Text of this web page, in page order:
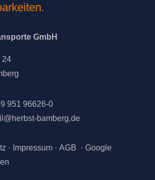
GmbH
24
951 96626-0
bamberg.de
· Impressum ·AGB · Google